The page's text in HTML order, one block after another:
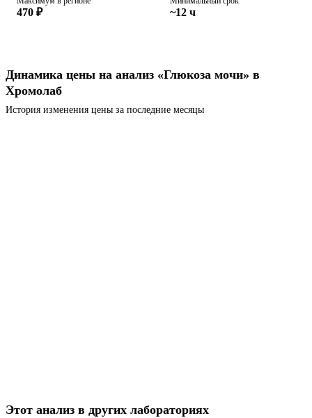
470 ₽ ~12 ч
Динамика цены на анализ «Глюкоза мочи» в
Хромолаб
История изменения цены за последние месяцы
Этот анализ в других лабораториях